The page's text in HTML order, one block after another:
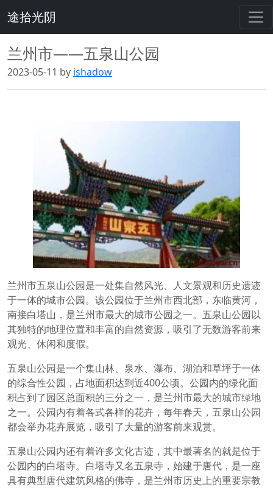
途拾光阴
兰州市——五泉山公园
2023-05-11 by ishadow
兰州市五泉山公园是一处集自然风光、人文景观和历史遗迹
于一体的城市公园。该公园位于兰州市西北部，东临黄河，
南接白塔山，是兰州市最大的城市公园之一。五泉山公园以
其独特的地理位置和丰富的自然资源，吸引了无数游客前来
观光、休闲和度假。
五泉山公园是一个集山林、泉水、瀑布、湖泊和草坪于一体
的综合性公园，占地面积达到近400公顷。公园内的绿化面
积占到了园区总面积的三分之一，是兰州市最大的城市绿地
之一。公园内有着各式各样的花卉，每年春天，五泉山公园
都会举办花卉展览，吸引了大量的游客前来观赏。
五泉山公园内还有着许多文化古迹，其中最著名的就是位于
公园内的白塔寺。白塔寺又名五泉寺，始建于唐代，是一座
具有典型唐代建筑风格的佛寺，是兰州市历史上的重要宗教